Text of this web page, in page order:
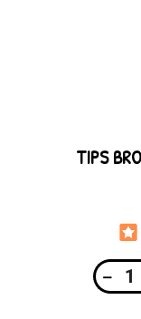
TIPS